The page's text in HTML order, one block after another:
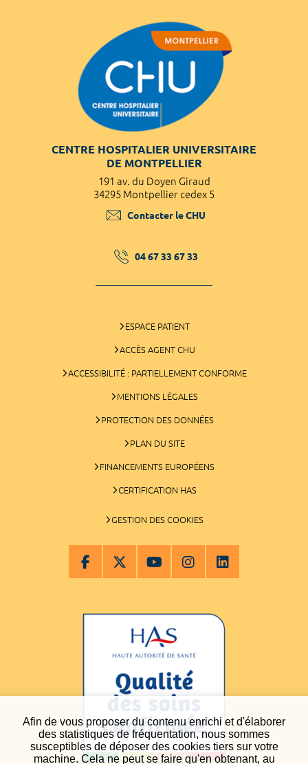
Afin de vous proposer du contenu enrichi et d'élaborer
des statistiques de fréquentation, nous sommes
susceptibles de déposer des cookies tiers sur votre
machine. Cela ne peut se faire qu'en obtenant, au
CENTRE HOSPITALIER UNIVERSITAIRE
DE MONTPELLIER
191 av. du Doyen Giraud
34295 Montpellier cedex 5
Contacter le CHU
04 67 33 67 33
ESPACE PATIENT
ACCÈS AGENT CHU
ACCESSIBILITÉ : PARTIELLEMENT CONFORME
MENTIONS LÉGALES
PROTECTION DES DONNÉES
PLAN DU SITE
FINANCEMENTS EUROPÉENS
CERTIFICATION HAS
GESTION DES COOKIES